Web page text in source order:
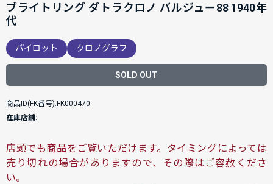
ブライトリング ダトラクロノ バルジュー88 1940年
代
パイロット クロノグラフ
SOLD OUT
商品ID(FK番号):FK000470
在庫店舗:
店頭でも商品をご覧いただけます。タイミングによっては
売り切れの場合がありますので、その際はご容赦くださ
い。